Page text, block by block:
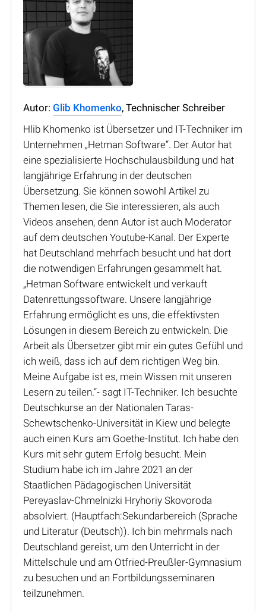
Autor: Glib Khomenko, Technischer Schreiber
Hlib Khomenko ist Übersetzer und IT-Techniker im
Unternehmen „Hetman Software“. Der Autor hat
eine spezialisierte Hochschulausbildung und hat
langjährige Erfahrung in der deutschen
Übersetzung. Sie können sowohl Artikel zu
Themen lesen, die Sie interessieren, als auch
Videos ansehen, denn Autor ist auch Moderator
auf dem deutschen Youtube-Kanal. Der Experte
hat Deutschland mehrfach besucht und hat dort
die notwendigen Erfahrungen gesammelt hat.
„Hetman Software entwickelt und verkauft
Datenrettungssoftware. Unsere langjährige
Erfahrung ermöglicht es uns, die effektivsten
Lösungen in diesem Bereich zu entwickeln. Die
Arbeit als Übersetzer gibt mir ein gutes Gefühl und
ich weiß, dass ich auf dem richtigen Weg bin.
Meine Aufgabe ist es, mein Wissen mit unseren
Lesern zu teilen.“- sagt IT-Techniker. Ich besuchte
Deutschkurse an der Nationalen Taras-
Schewtschenko-Universität in Kiew und belegte
auch einen Kurs am Goethe-Institut. Ich habe den
Kurs mit sehr gutem Erfolg besucht. Mein
Studium habe ich im Jahre 2021 an der
Staatlichen Pädagogischen Universität
Pereyaslav-Chmelnizki Hryhoriy Skovoroda
absolviert. (Hauptfach:Sekundarbereich (Sprache
und Literatur (Deutsch)). Ich bin mehrmals nach
Deutschland gereist, um den Unterricht in der
Mittelschule und am Otfried-Preußler-Gymnasium
zu besuchen und an Fortbildungsseminaren
teilzunehmen.